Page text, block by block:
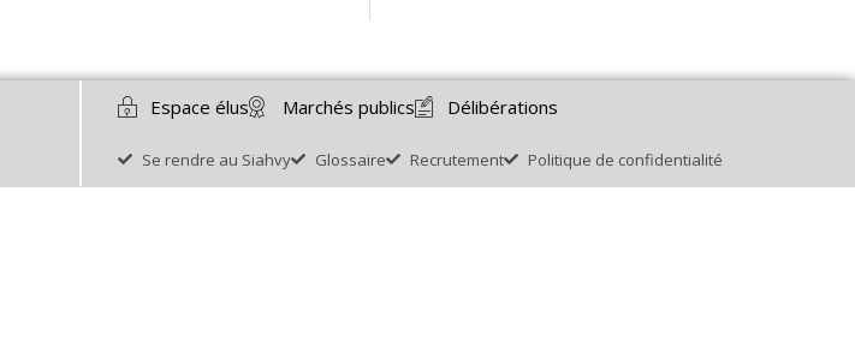
Espace élus Marchés publics Délibérations
Se rendre au Siahvy Glossaire Recrutement Politique de confidentialité